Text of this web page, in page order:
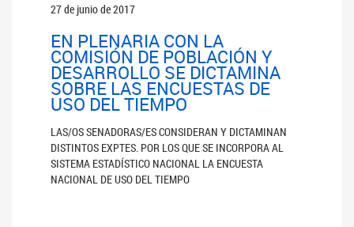
27 de junio de 2017
EN PLENARIA CON LA
COMISIÓN DE POBLACIÓN Y
DESARROLLO SE DICTAMINA
SOBRE LAS ENCUESTAS DE
USO DEL TIEMPO
LAS/OS SENADORAS/ES CONSIDERAN Y DICTAMINAN
DISTINTOS EXPTES. POR LOS QUE SE INCORPORA AL
SISTEMA ESTADÍSTICO NACIONAL LA ENCUESTA
NACIONAL DE USO DEL TIEMPO